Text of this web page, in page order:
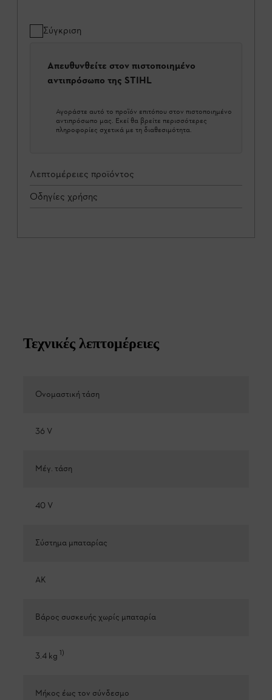
Σύγκριση
Απευθυνθείτε στον πιστοποιημένο
αντιπρόσωπο της STIHL
Αγοράστε αυτό το προϊόν επιτόπου στον πιστοποιημένο
αντιπρόσωπο μας. Εκεί θα βρείτε περισσότερες
πληροφορίες σχετικά με τη διαθεσιμότητα.
Λεπτομέρειες προϊόντος
Οδηγίες χρήσης
Τεχνικές λεπτομέρειες
Ονομαστική τάση
36 V
Μέγ. τάση
40 V
Σύστημα μπαταρίας
AK
Βάρος συσκευής χωρίς μπαταρία
3.4 kg 1)
Μήκος έως τον σύνδεσμο